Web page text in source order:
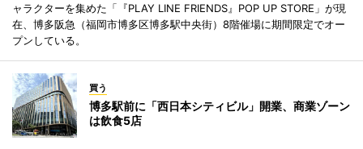
ャラクターを集めた「『PLAY LINE FRIENDS』POP UP STORE」が現
在、博多阪急（福岡市博多区博多駅中央街）8階催場に期間限定でオー
プンしている。
買う
博多駅前に「西日本シティビル」開業、商業ゾーン
は飲食5店